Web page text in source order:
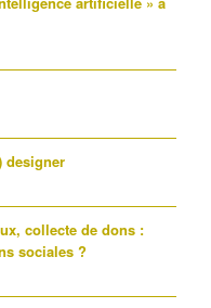
designer
collecte de dons :
sociales ?